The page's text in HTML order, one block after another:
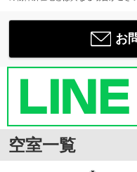
お
空室一覧